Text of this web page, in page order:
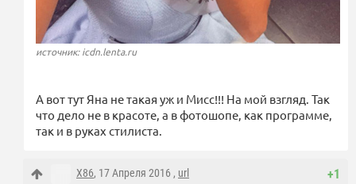
источник: icdn.lenta.ru
А вот тут Яна не такая уж и Мисс!!! На мой взгляд. Так
что дело не в красоте, а в фотошопе, как программе,
так и в руках стилиста.
+1
X86, 17 Апреля 2016 , url